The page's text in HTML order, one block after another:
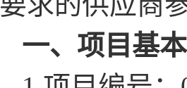
一、 项目基